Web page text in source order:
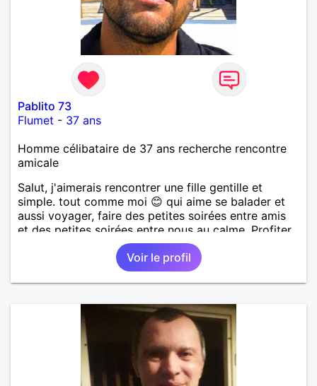
Pablito 73
Flumet - 37 ans
Homme célibataire de 37 ans recherche rencontre
amicale
Salut, j'aimerais rencontrer une fille gentille et
simple. tout comme moi 😊 qui aime se balader et
aussi voyager, faire des petites soirées entre amis
et des petites soirées entre nous au calme. Profiter
de l'instant présent, dans le respect et l'amour 🙂
Voir le profil